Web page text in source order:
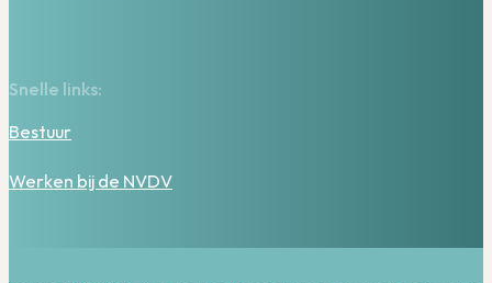
Snelle links:
Bestuur
Werken bij de NVDV